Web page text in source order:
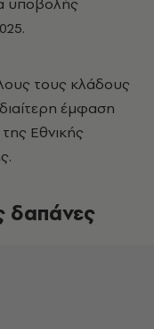
τους κλάδους
έμφαση
Εθνικής
δαπάνες